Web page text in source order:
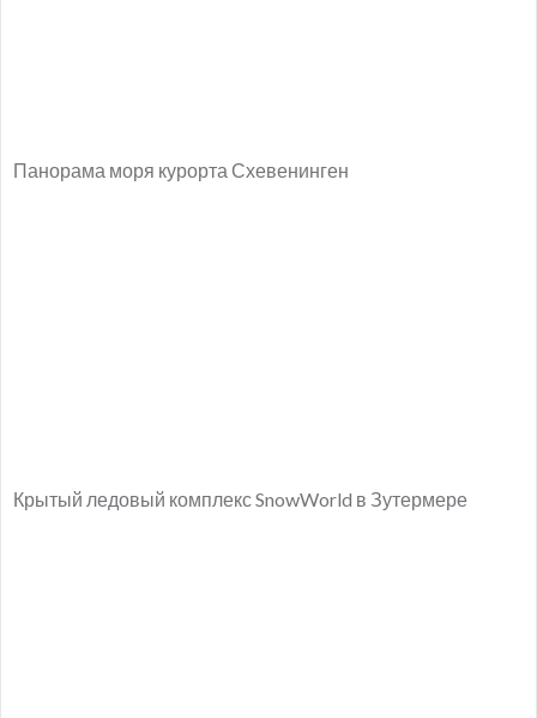
Панорама моря курорта Схевенинген
Крытый ледовый комплекс SnowWorld в Зутермере